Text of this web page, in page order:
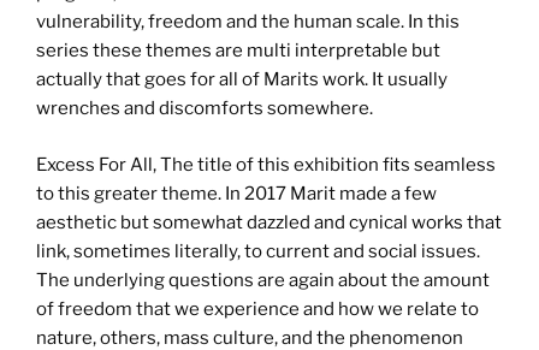
vulnerability, freedom and the human scale. In this
series these themes are multi interpretable but
actually that goes for all of Marits work. It usually
wrenches and discomforts somewhere.
Excess For All, The title of this exhibition fits seamless
to this greater theme. In 2017 Marit made a few
aesthetic but somewhat dazzled and cynical works that
link, sometimes literally, to current and social issues.
The underlying questions are again about the amount
of freedom that we experience and how we relate to
nature, others, mass culture, and the phenomenon